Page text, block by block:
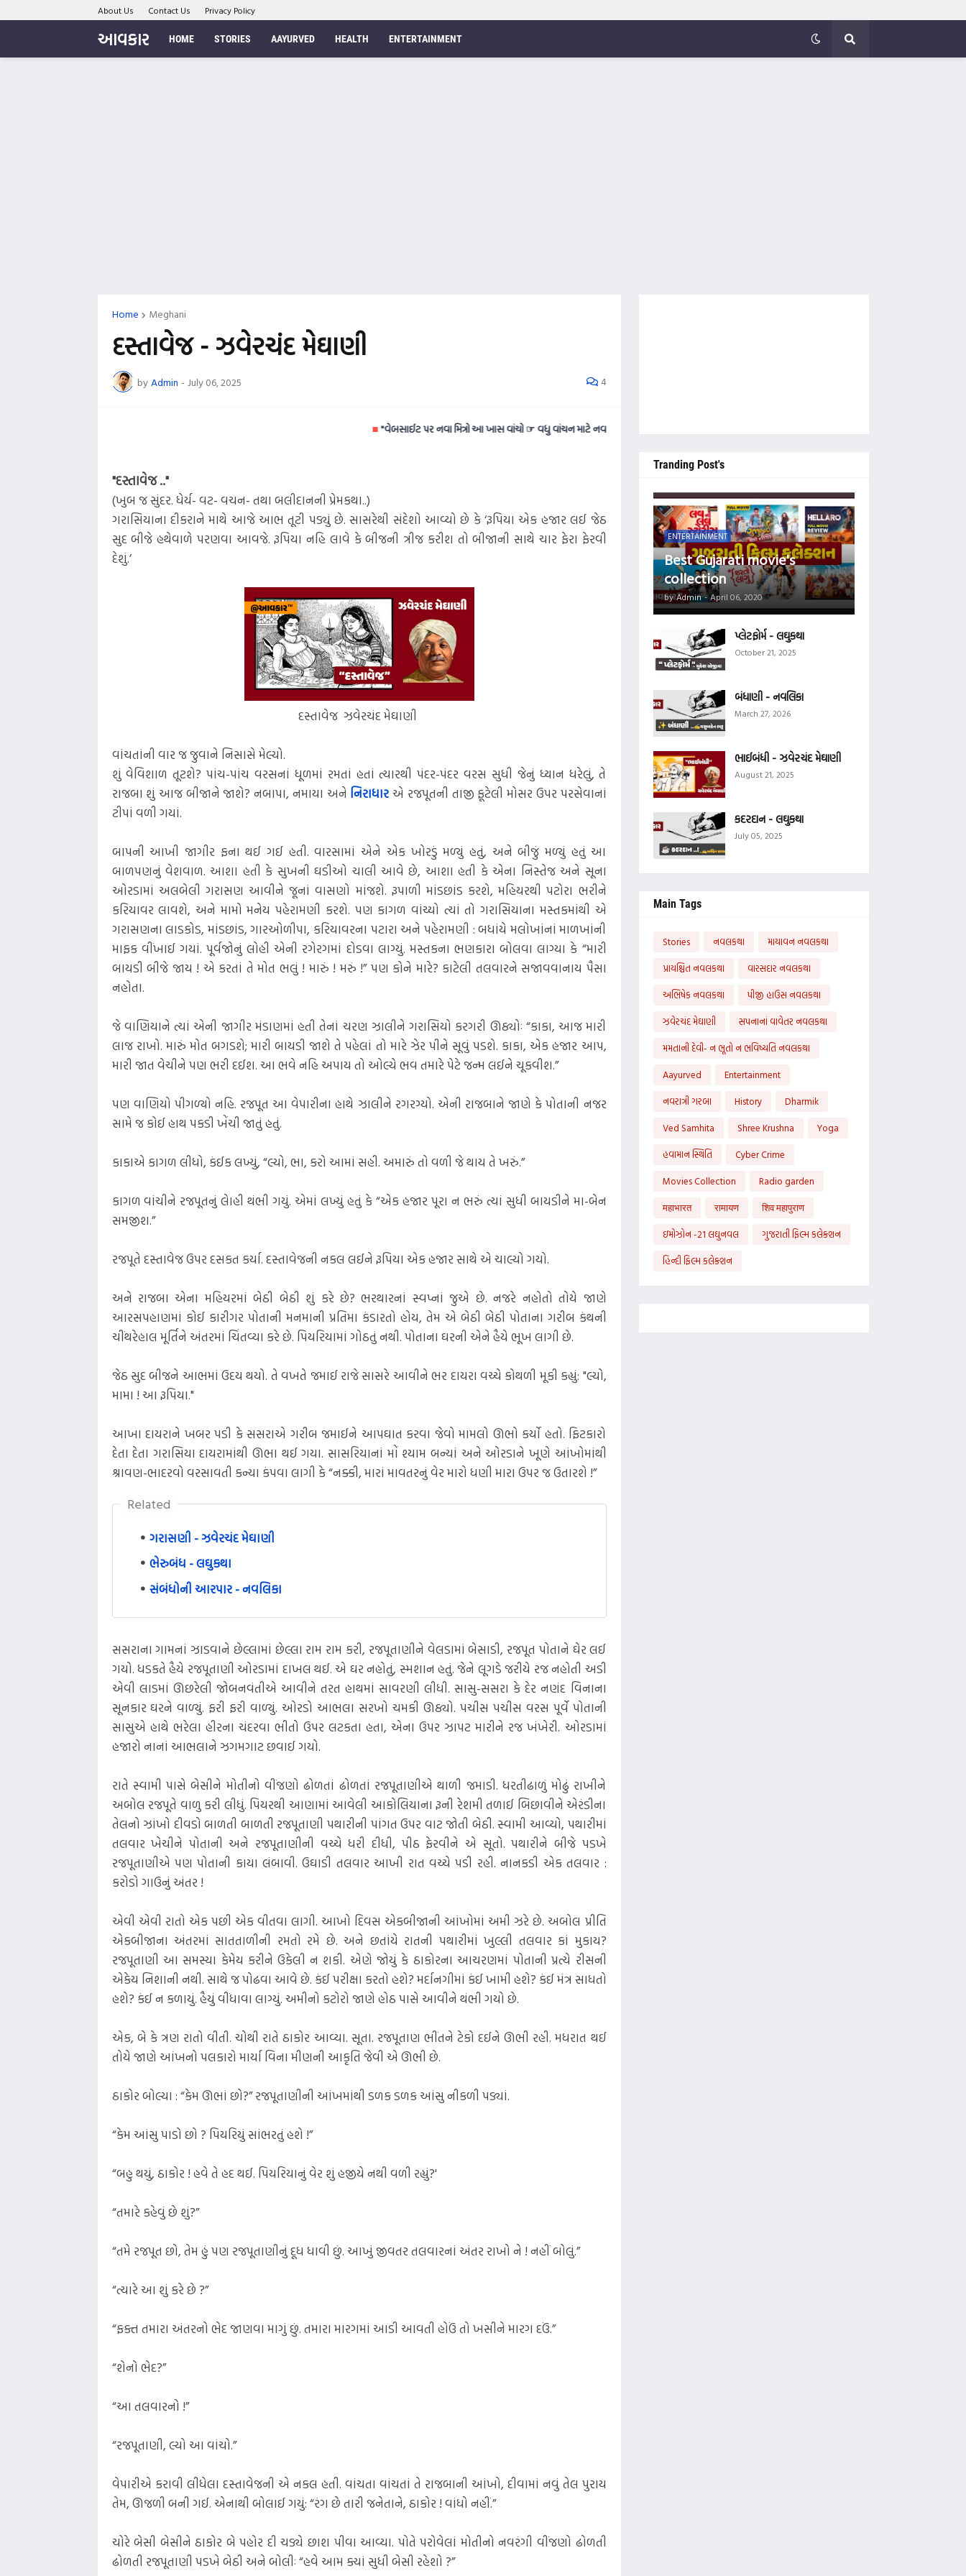
About Us Contact Us Privacy Policy
આવકાર HOME STORIES AAYURVED HEALTH ENTERTAINMENT
Home Meghani
દસ્તાવેજ - ઝવેરચંદ મેઘાણી
by Admin - July 06, 2025 4
"વેબસાઈટ પર નવા મિત્રો આ ખાસ વાંચો ☞ વધુ વાંચન માટે નવલકથાઓ વાંચવી ગમતી હોય તો આ વેબસાઈટને નીચે સુધી સ્ક્રોલ કરી 'Main Tegs' ની નીચે આપેલ
"દસ્તાવેજ .."
(ખુબ જ સુંદર. ધેર્ય- વટ- વચન- તથા બલીદાનની પ્રેમકથા..)
ગરાસિયાના દીકરાને માથે આજે આભ તૂટી પડ્યું છે. સાસરેથી સંદેશો આવ્યો છે કે ‘રૂપિયા એક હજાર લઈ જેઠ
સુદ બીજે હથેવાળે પરણવા આવજે. રૂપિયા નહિ લાવે કે બીજની ત્રીજ કરીશ તો બીજાની સાથે ચાર ફેરા ફેરવી
દેશું.’
દસ્તાવેજ ઝવેરચંદ મેઘાણી
વાંચતાંની વાર જ જુવાને નિસાસે મેલ્યો.
શું વેવિશાળ તૂટશે? પાંચ-પાંચ વરસનાં ધૂળમાં રમતાં હતાં ત્યારથી પંદર-પંદર વરસ સુધી જેનું ધ્યાન ધરેલું, તે
રાજબા શું આજ બીજાને જાશે? નબાપા, નમાયા અને નિરાધાર એ રજપૂતની તાજી ફૂટેલી મોસર ઉપર પરસેવાનાં
ટીપાં વળી ગયાં.
બાપની આખી જાગીર ફના થઈ ગઈ હતી. વારસામાં એને એક ખોરડું મળ્યું હતું, અને બીજું મળ્યું હતું આ
બાળપણનું વેશવાળ. આશા હતી કે સુખની ઘડીઓ ચાલી આવે છે, આશા હતી કે એના નિસ્તેજ અને સૂના
ઓરડામાં અલબેલી ગરાસણ આવીને જૂનાં વાસણો માંજશે. રૂપાળી માંડછાંડ કરશે, મહિયરથી પટોરા ભરીને
કરિયાવર લાવશે, અને મામો મનેય પહેરામણી કરશે. પણ કાગળ વાંચ્યો ત્યાં તો ગરાસિયાના મસ્તકમાંથી એ
ગરાસણના લાડકોડ, માંડછાંડ, ગારઓળીપા, કરિયાવરના પટારા અને પહેરામણી : બધાંયે મલોખાંનાં માળખાંની
માફક વીંખાઈ ગયાં. પૂર્વજોનું લોહી એની રગેરગમાં દોડવા લાગ્યું. મસ્તકના ભણકારા બોલવા લાગ્યા કે “મારી
બાયડી બીજે જાય ! એ કરતાં તે મોત ભલું ! મારું ! મરું !” પણ કોને મારે? કાટેલી તલવારને સજાવવાનાય પૈસા
નહોતા.
જે વાણિયાને ત્યાં એની જાગીર મંડાણમાં હતી તેનાં ચરણ ઝાલીને ગરાસિયો કરગરી ઊઠ્યોઃ “કાકા, આજ મારી
લાજ રાખો. મારું મોત બગડશે; મારી બાયડી જાશે તે પહેલાં તો મારે ઝેર પીને સૂવું પડશે. કાકા, એક હજાર આપ,
મારી જાત વેચીને પણ ભરી દઈશ. આ ભવે નહિ અપાય તો ઓલ્યે ભવ તમારે પેટે જન્મ લઈને ચૂકવીશ.”
પણ વાણિયો પીગળ્યો નહિ. રજપૂત આ વેપારીના હાથે ઝાલીને રગરગ્યો. એની રાજબાને જાણે કે પોતાની નજર
સામે જ કોઈ હાથ પકડી ખેંચી જાતું હતું.
કાકાએ કાગળ લીધો, કંઈક લખ્યું, “લ્યો, ભા, કરો આમાં સહી. અમારું તો વળી જે થાય તે ખરું.”
કાગળ વાંચીને રજપૂતનું લેાહી થંભી ગયું. એમાં લખ્યું હતું કે “એક હજાર પૂરા ન ભરું ત્યાં સુધી બાયડીને મા-બેન
સમજીશ.”
રજપૂતે દસ્તાવેજ ઉપર દસકત કર્યા. દસ્તાવેજની નકલ લઈને રૂપિયા એક હજાર સાથે એ ચાલ્યો ગયો.
અને રાજબા એના મહિયરમાં બેઠી બેઠી શું કરે છે? ભરથારનાં સ્વપ્નાં જુએ છે. નજરે નહોતો તોયે જાણે
આરસપહાણમાં કોઈ કારીગર પોતાની મનમાની પ્રતિમા કંડારતો હોય, તેમ એ બેઠી બેઠી પોતાના ગરીબ કંથની
ચીંથરેહાલ મૂર્તિને અંતરમાં ચિંતવ્યા કરે છે. પિયરિયામાં ગોઠતું નથી. પોતાના ઘરની એને હૈયે ભૂખ લાગી છે.
જેઠ સુદ બીજને આભમાં ઉદય થયો. તે વખતે જમાઈ રાજે સાસરે આવીને ભર દાયરા વચ્ચે કોથળી મૂકી કહ્યું: "લ્યો,
મામા ! આ રૂપિયા."
આખા દાયરાને ખબર પડી કે સસરાએ ગરીબ જમાઈને આપઘાત કરવા જેવો મામલો ઊભો કર્યો હતો. ફિટકારો
દેતા દેતા ગરાસિયા દાયરામાંથી ઊભા થઈ ગયા. સાસરિયાનાં મોં શ્યામ બન્યાં અને ઓરડાને ખૂણે આંખોમાંથી
શ્રાવણ-ભાદરવો વરસાવતી કન્યા કંપવા લાગી કે “નક્કી, મારાં માવતરનું વેર મારો ધણી મારા ઉપર જ ઉતારશે !”
Related
ગરાસણી - ઝવેરચંદ મેઘાણી
ભેરુબંધ - લઘુકથા
સંબંધોની આરપાર - નવલિકા
સસરાના ગામનાં ઝાડવાને છેલ્લામાં છેલ્લા રામ રામ કરી, રજપૂતાણીને વેલડામાં બેસાડી, રજપૂત પોતાને ઘેર લઈ
ગયો. ધડકતે હૈયે રજપૂતાણી ઓરડામાં દાખલ થઈ. એ ઘર નહોતું, સ્મશાન હતું. જેને લૂગડે જરીયે રજ નહોતી અડી
એવી લાડમાં ઊછરેલી જોબનવંતીએ આવીને તરત હાથમાં સાવરણી લીધી. સાસુ-સસરા કે દેર નણંદ વિનાના
સૂનકાર ઘરને વાળ્યું. ફરી ફરી વાળ્યું. ઓરડો આભલા સરખો ચમકી ઊઠ્યો. પચીસ પચીસ વરસ પૂર્વે પોતાની
સાસુએ હાથે ભરેલા હીરના ચંદરવા ભીતો ઉપર લટકતા હતા, એના ઉપર ઝાપટ મારીને રજ ખંખેરી. ઓરડામાં
હજારો નાનાં આભલાને ઝગમગાટ છવાઈ ગયો.
રાતે સ્વામી પાસે બેસીને મોતીનો વીંજણો ઢોળતાં ઢોળતાં રજપૂતાણીએ થાળી જમાડી. ધરતીઢાળું મોઢું રાખીને
અબોલ રજપૂતે વાળુ કરી લીધું. પિયરથી આણામાં આવેલી આકોલિયાના રૂની રેશમી તળાઈ બિછાવીને એરંડીના
તેલનો ઝાંખો દીવડો બાળતી બાળતી રજપૂતાણી પથારીની પાંગત ઉપર વાટ જોતી બેઠી. સ્વામી આવ્યો, પથારીમાં
તલવાર ખેચીને પોતાની અને રજપૂતાણીની વચ્ચે ધરી દીધી, પીઠ ફેરવીને એ સૂતો. પથારીને બીજે પડખે
રજપૂતાણીએ પણ પોતાની કાયા લંબાવી. ઉઘાડી તલવાર આખી રાત વચ્ચે પડી રહી. નાનકડી એક તલવાર :
કરોડો ગાઉનું અંતર !
એવી એવી રાતો એક પછી એક વીતવા લાગી. આખો દિવસ એકબીજાની આંખોમાં અમી ઝરે છે. અબોલ પ્રીતિ
એકબીજાના અંતરમાં સાતતાળીની રમતો રમે છે. અને છતાંયે રાતની પથારીમાં ખુલ્લી તલવાર કાં મુકાય?
રજપૂતાણી આ સમસ્યા કેમેય કરીને ઉકેલી ન શકી. એણે જોયું કે ઠાકોરના આચરણમાં પોતાની પ્રત્યે રીસની
એકેય નિશાની નથી. સાથે જ પોઢવા આવે છે. કંઈ પરીક્ષા કરતો હશે? મર્દાનગીમાં કંઈ ખામી હશે? કંઈ મંત્ર સાધતો
હશે? કંઈ ન કળાયું. હૈયું વીંધાવા લાગ્યું. અમીનો કટોરો જાણે હોઠ પાસે આવીને થંભી ગયો છે.
એક, બે કે ત્રણ રાતો વીતી. ચોથી રાતે ઠાકોર આવ્યા. સૂતા. રજપૂતાણ ભીંતને ટેકો દઈને ઊભી રહી. મધરાત થઈ
તોયે જાણે આંખનો પલકારો માર્યા વિના મીણની આકૃતિ જેવી એ ઊભી છે.
ઠાકોર બોલ્યા : “કેમ ઊભાં છો?” રજપૂતાણીની આંખમાંથી ડળક ડળક આંસુ નીકળી પડ્યાં.
“કેમ આંસુ પાડો છો ? પિયરિયું સાંભરતું હશે !”
“બહુ થયું, ઠાકોર ! હવે તે હદ થઈ. પિયરિયાનું વેર શું હજીયે નથી વળી રહ્યું?'
“તમારે કહેવું છે શું?”
“તમે રજપૂત છો, તેમ હું પણ રજપૂતાણીનું દૂધ ધાવી છું. આખું જીવતર તલવારનાં અંતર રાખો ને ! નહીં બોલું.”
“ત્યારે આ શું કરે છે ?”
“ફક્ત તમારા અંતરનો ભેદ જાણવા માગું છું. તમારા મારગમાં આડી આવતી હોઉં તો ખસીને મારગ દઉં.”
“શેનો ભેદ?”
“આ તલવારનો !”
“રજપૂતાણી, લ્યો આ વાંચો.”
વેપારીએ કરાવી લીધેલા દસ્તાવેજની એ નકલ હતી. વાંચતા વાંચતાં તે રાજબાની આંખો, દીવામાં નવું તેલ પુરાય
તેમ, ઊજળી બની ગઈ. એનાથી બોલાઈ ગયું: “રંગ છે તારી જનેતાને, ઠાકોર ! વાંધો નહીં.”
ચોરે બેસી બેસીને ઠાકોર બે પહોર દી ચડ્યે છાશ પીવા આવ્યા. પોતે પરોવેલાં મોતીનો નવરંગી વીંજણો ઢોળતી
ઢોળતી રજપૂતાણી પડખે બેઠી અને બોલીઃ “હવે આમ ક્યાં સુધી બેસી રહેશો ?”
Tranding Post's
ENTERTAINMENT
Best Gujarati movie's
collection
by Admin - April 06, 2020
પ્લેટફોર્મ - લઘુકથા
October 21, 2025
બંધાણી - નવલિકા
March 27, 2026
ભાઈબંધી - ઝવેરચંદ મેઘાણી
August 21, 2025
કદરદાન - લઘુકથા
July 05, 2025
Main Tags
Stories નવલકથા
માયાવન નવલકથા
પ્રાયશ્ચિત નવલકથા
વારસદાર નવલકથા
અભિષેક નવલકથા
પીજી હાઉસ નવલકથા
ઝવેરચંદ મેઘાણી
સપનાનાં વાવેતર નવલકથા
મમતાની દેવી- ન ભૂતો ન ભવિષ્યતિ નવલકથા
Aayurved
Entertainment
નવરાત્રી ગરબા
History
Dharmik
Ved Samhita
Shree Krushna
Yoga
હવામાન સ્થિતિ
Cyber Crime
Movies Collection
Radio garden
महाभारत
रामायण
शिव महापुराण
ઇમોઝોન -21 લઘુનવલ
ગુજરાતી ફિલ્મ કલેક્શન
હિન્દી ફિલ્મ કલેક્શન